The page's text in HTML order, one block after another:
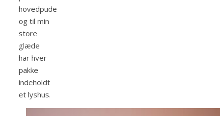
hovedpude
og til min
store
glæde
har hver
pakke
indeholdt
et lyshus.